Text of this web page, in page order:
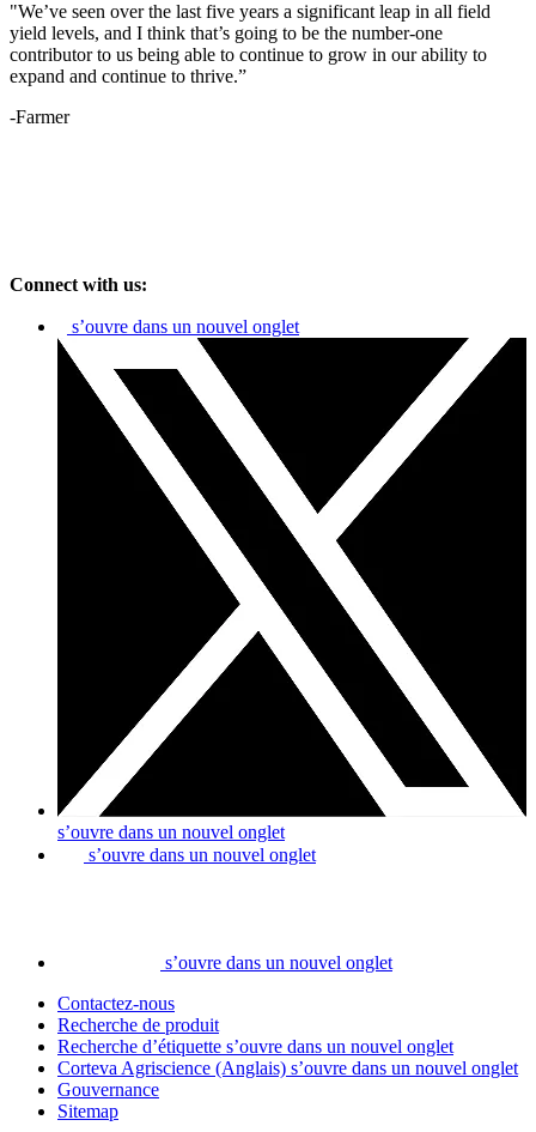
"We’ve seen over the last five years a significant leap in all field
yield levels, and I think that’s going to be the number-one
contributor to us being able to continue to grow in our ability to
expand and continue to thrive.”
-Farmer
Connect with us:
s’ouvre dans un nouvel onglet
s’ouvre dans un nouvel onglet
s’ouvre dans un nouvel onglet
s’ouvre dans un nouvel onglet
Contactez-nous
Recherche de produit
Recherche d’étiquette s’ouvre dans un nouvel onglet
Corteva Agriscience (Anglais) s’ouvre dans un nouvel onglet
Gouvernance
Sitemap